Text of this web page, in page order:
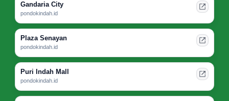
Gandaria City
pondokindah.id
Plaza Senayan
pondokindah.id
Puri Indah Mall
pondokindah.id